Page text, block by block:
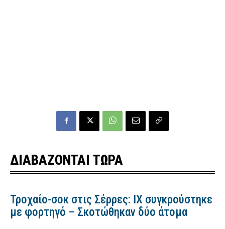
ΔΙΑΒΑΖΟΝΤΑΙ ΤΩΡΑ
Τροχαίο-σοκ στις Σέρρες: ΙΧ συγκρούστηκε
με φορτηγό – Σκοτώθηκαν δύο άτομα